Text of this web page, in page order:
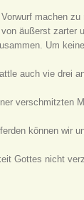
machen
äußerst
Um
auch vie drei
verschmitzten
können wir
Gottes nicht